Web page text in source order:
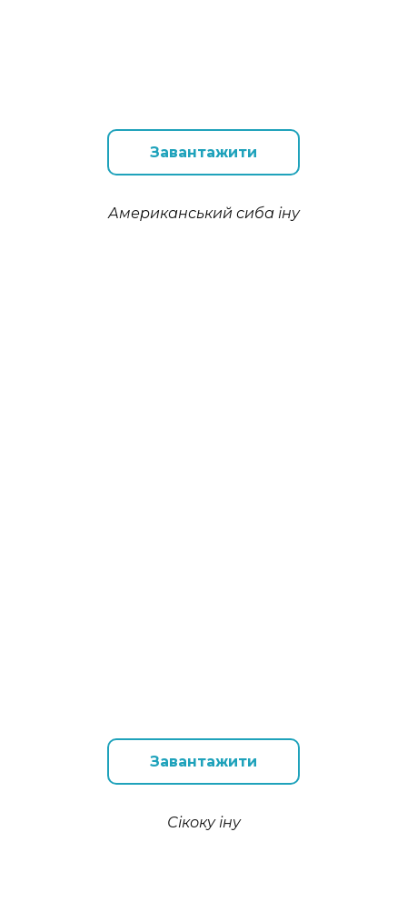
Завантажити
Американський сиба іну
Завантажити
Сікоку іну